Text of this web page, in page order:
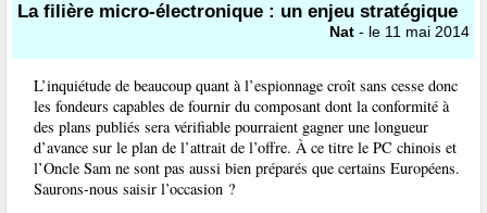
La filière micro-électronique : un enjeu stratégique
Nat - le 11 mai 2014
L’inquiétude de beaucoup quant à l’espionnage croît sans cesse donc
les fondeurs capables de fournir du composant dont la conformité à
des plans publiés sera vérifiable pourraient gagner une longueur
d’avance sur le plan de l’attrait de l’offre. À ce titre le PC chinois et
l’Oncle Sam ne sont pas aussi bien préparés que certains Européens.
Saurons-nous saisir l’occasion ?